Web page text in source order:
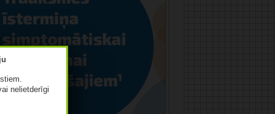
nelietderīgi